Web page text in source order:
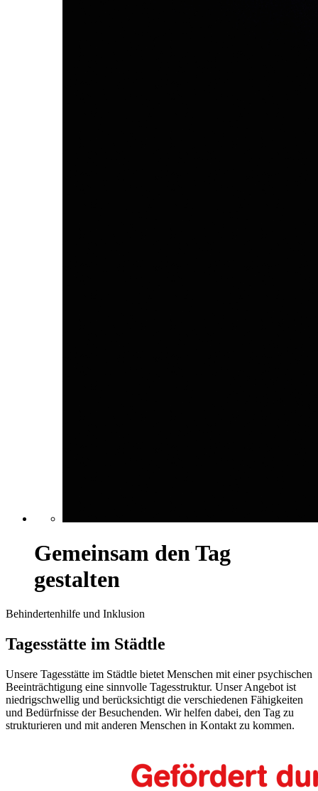
Gemeinsam den Tag
gestalten
Behindertenhilfe und Inklusion
Tagesstätte im Städtle
Unsere Tagesstätte im Städtle bietet Menschen mit einer psychischen
Beeinträchtigung eine sinnvolle Tagesstruktur. Unser Angebot ist
niedrigschwellig und berücksichtigt die verschiedenen Fähigkeiten
und Bedürfnisse der Besuchenden. Wir helfen dabei, den Tag zu
strukturieren und mit anderen Menschen in Kontakt zu kommen.